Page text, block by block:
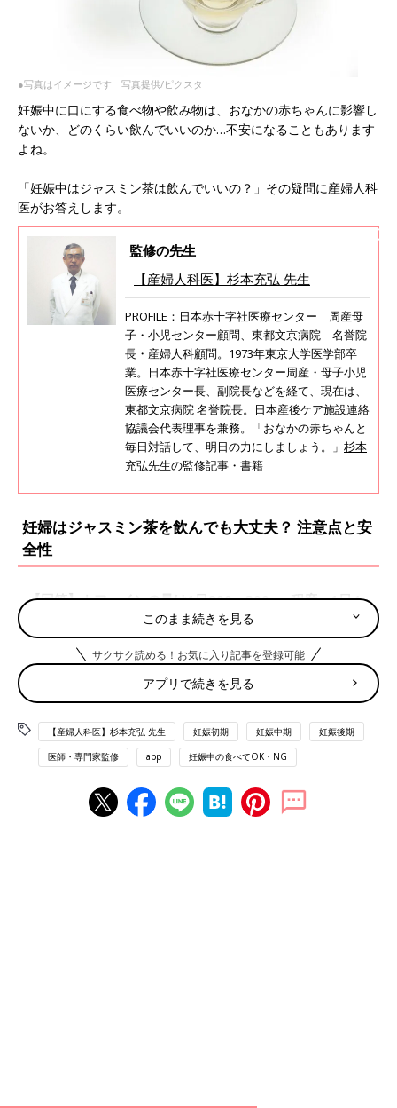
●写真はイメージです 写真提供/ピクスタ
妊娠中に口にする食べ物や飲み物は、おなかの赤ちゃんに影響し
ないか、どのくらい飲んでいいのか…不安になることもあります
よね。
「妊娠中はジャスミン茶は飲んでいいの？」その疑問に産婦人科
医がお答えします。
監修の先生
【産婦人科医】杉本充弘 先生
PROFILE：日本赤十字社医療センター 周産母
子・小児センター顧問、東都文京病院 名誉院
長・産婦人科顧問。1973年東京大学医学部卒
業。日本赤十字社医療センター周産・母子小児
医療センター長、副院長などを経て、現在は、
東都文京病院 名誉院長。日本産後ケア施設連絡
協議会代表理事を兼務。「おなかの赤ちゃんと
毎日対話して、明日の力にしましょう。」 杉本
充弘先生の監修記事・書籍
妊婦はジャスミン茶を飲んでも大丈夫？ 注意点と安
全性
【回答】カフェインの量は1日200～300mg程度。1日4
～5杯程度にとどめましょう
妊娠初期 妊娠中期
妊娠後期
△
ジャスミン茶は中国茶の緑茶や白茶に香りづけをしたもので、
100mLあたり約20mgのカフェインを含みます。
問題ないとされているカフェインの量は諸説ありますが、1日
200～300mg程度。ジャスミン茶を飲むなら、1日4～5杯程度に
このまま続きを見る
サクサク読める！お気に入り記事を登録可能
アプリで続きを見る
【産婦人科医】杉本充弘 先生 妊娠初期 妊娠中期 妊娠後期
医師・専門家監修 app 妊娠中の食べてOK・NG